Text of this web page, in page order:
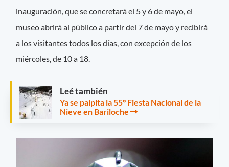
inauguración, que se concretará el 5 y 6 de mayo, el
museo abrirá al público a partir del 7 de mayo y recibirá
a los visitantes todos los días, con excepción de los
miércoles, de 10 a 18.
Leé también
Ya se palpita la 55° Fiesta Nacional de la
Nieve en Bariloche